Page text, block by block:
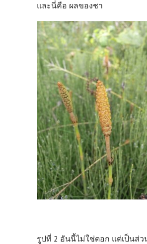
และนี่คือ ผลของชา
รูปที่ 2 อันนี้ไม่ใช่ดอก แต่เป็นส่